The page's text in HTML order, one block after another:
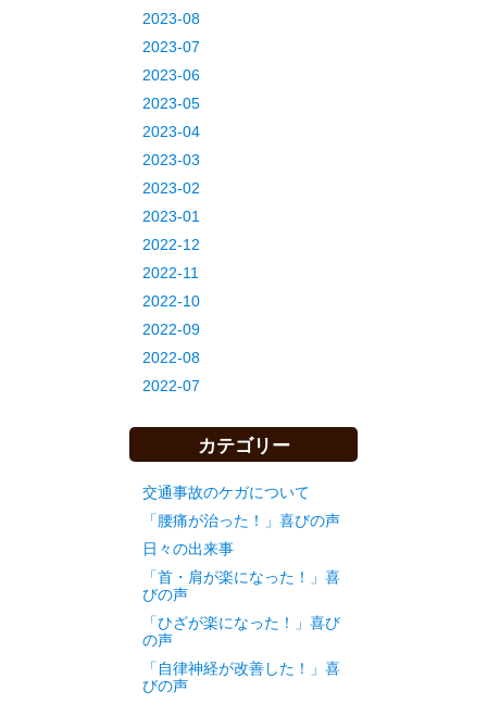
2023-08
2023-07
2023-06
2023-05
2023-04
2023-03
2023-02
2023-01
2022-12
2022-11
2022-10
2022-09
2022-08
2022-07
カテゴリー
交通事故のケガについて
「腰痛が治った！」喜びの声
日々の出来事
「首・肩が楽になった！」喜
びの声
「ひざが楽になった！」喜び
の声
「自律神経が改善した！」喜
びの声